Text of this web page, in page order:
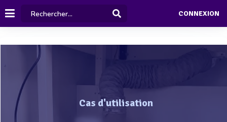
CONNEXION
Cas d'utilisation